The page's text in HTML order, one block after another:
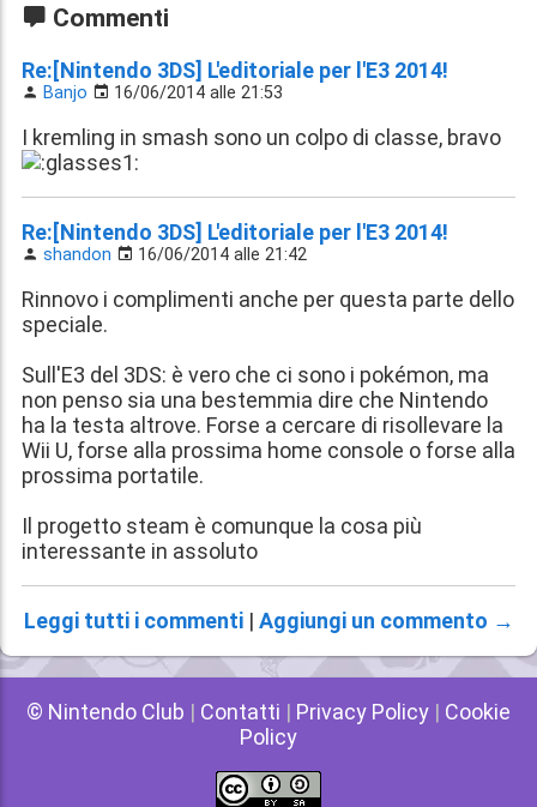
Commenti
Re:[Nintendo 3DS] L'editoriale per l'E3 2014!
Banjo 16/06/2014 alle 21:53
I kremling in smash sono un colpo di classe, bravo
Re:[Nintendo 3DS] L'editoriale per l'E3 2014!
shandon 16/06/2014 alle 21:42
Rinnovo i complimenti anche per questa parte dello
speciale.
Sull'E3 del 3DS: è vero che ci sono i pokémon, ma
non penso sia una bestemmia dire che Nintendo
ha la testa altrove. Forse a cercare di risollevare la
Wii U, forse alla prossima home console o forse alla
prossima portatile.
Il progetto steam è comunque la cosa più
interessante in assoluto
Leggi tutti i commenti| Aggiungi un commento →
© Nintendo Club | Contatti | Privacy Policy | Cookie
Policy